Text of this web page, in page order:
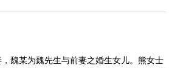
魏某为魏先生与前妻之婚生女儿。熊女士